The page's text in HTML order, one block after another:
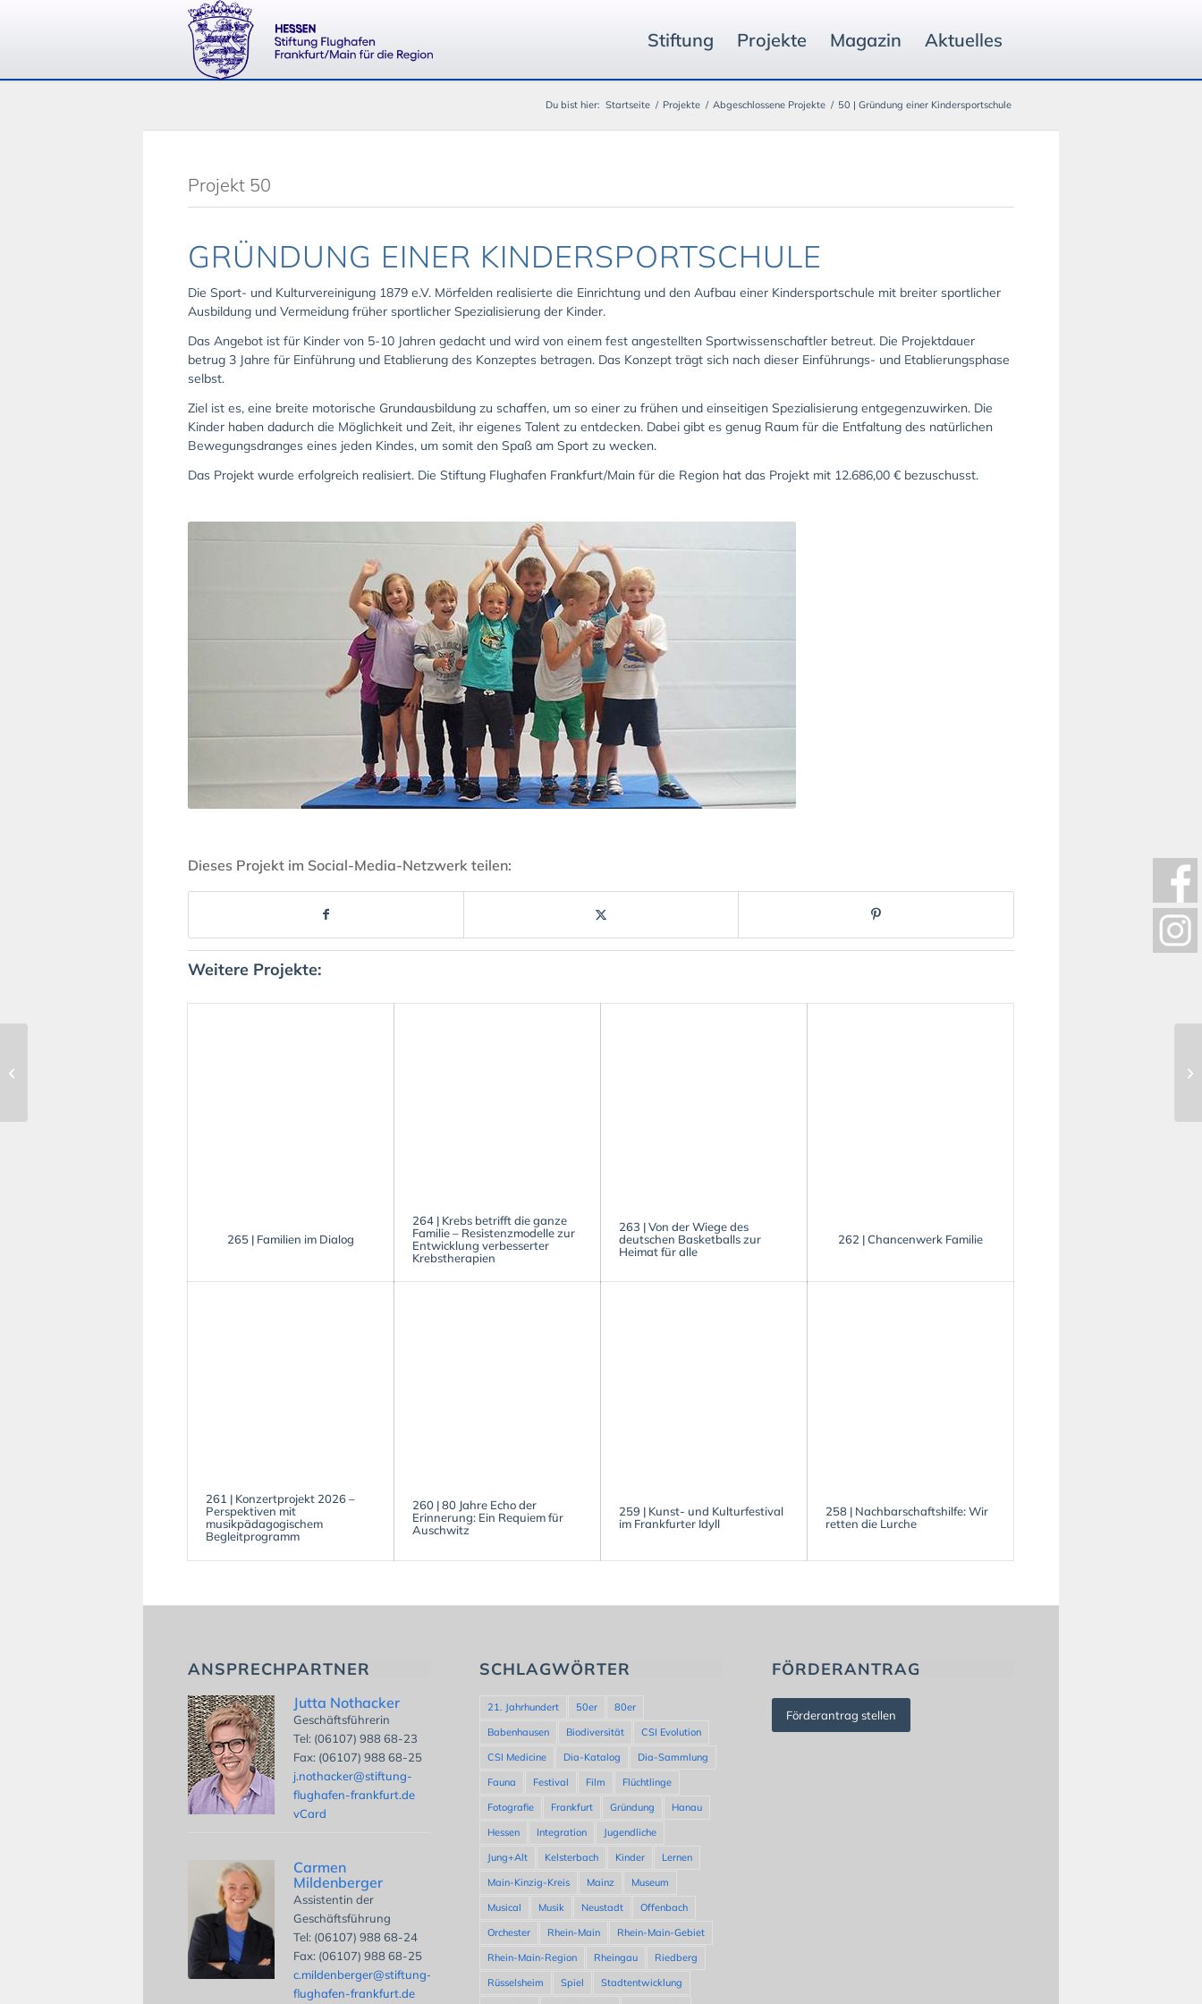
Stiftung Projekte Magazin Aktuelles
Du bist hier: Startseite / Projekte / Abgeschlossene Projekte / 50 | Gründung einer Kindersportschule
Projekt 50
GRÜNDUNG EINER KINDERSPORTSCHULE
Die Sport- und Kulturvereinigung 1879 e.V. Mörfelden realisierte die Einrichtung und den Aufbau einer Kindersportschule mit breiter sportlicher
Ausbildung und Vermeidung früher sportlicher Spezialisierung der Kinder.
Das Angebot ist für Kinder von 5-10 Jahren gedacht und wird von einem fest angestellten Sportwissenschaftler betreut. Die Projektdauer
betrug 3 Jahre für Einführung und Etablierung des Konzeptes betragen. Das Konzept trägt sich nach dieser Einführungs- und Etablierungsphase
selbst.
Ziel ist es, eine breite motorische Grundausbildung zu schaffen, um so einer zu frühen und einseitigen Spezialisierung entgegenzuwirken. Die
Kinder haben dadurch die Möglichkeit und Zeit, ihr eigenes Talent zu entdecken. Dabei gibt es genug Raum für die Entfaltung des natürlichen
Bewegungsdranges eines jeden Kindes, um somit den Spaß am Sport zu wecken.
Das Projekt wurde erfolgreich realisiert. Die Stiftung Flughafen Frankfurt/Main für die Region hat das Projekt mit 12.686,00 € bezuschusst.
Dieses Projekt im Social-Media-Netzwerk teilen:
Weitere Projekte:
265 | Familien im Dialog
264 | Krebs betrifft die ganze
Familie – Resistenzmodelle zur
Entwicklung verbesserter
Krebstherapien
263 | Von der Wiege des
deutschen Basketballs zur
Heimat für alle
262 | Chancenwerk Familie
261 | Konzertprojekt 2026 –
Perspektiven mit
musikpädagogischem
Begleitprogramm
260 | 80 Jahre Echo der
Erinnerung: Ein Requiem für
Auschwitz
259 | Kunst- und Kulturfestival
im Frankfurter Idyll
258 | Nachbarschaftshilfe: Wir
retten die Lurche
ANSPRECHPARTNER
Jutta Nothacker
Geschäftsführerin
Tel: (06107) 988 68-23
Fax: (06107) 988 68-25
j.nothacker@stiftung-
flughafen-frankfurt.de
vCard
Carmen
Mildenberger
Assistentin der
Geschäftsführung
Tel: (06107) 988 68-24
Fax: (06107) 988 68-25
c.mildenberger@stiftung-
flughafen-frankfurt.de
SCHLAGWÖRTER
21. Jahrhundert 50er
80er
Babenhausen
Biodiversität
CSI Evolution
CSI Medicine
Dia-Katalog
Dia-Sammlung
Fauna
Festival Film
Flüchtlinge
Fotografie
Frankfurt Gründung
Hanau
Hessen
Integration
Jugendliche
Jung+Alt
Kelsterbach Kinder
Lernen
Main-Kinzig-Kreis
Mainz
Museum
Musical
Musik Neustadt
Offenbach
Orchester
Rhein-Main
Rhein-Main-Gebiet
Rhein-Main-Region
Rheingau
Riedberg
Rüsselsheim
Spiel
Stadtentwicklung
FÖRDERANTRAG
Förderantrag stellen